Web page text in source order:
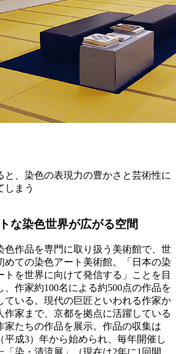
と、染色の表現力の豊かさと芸術性に
しまう
な染色世界が広がる空間
色作品を専門に取り扱う美術館で、世
めての染色アート美術館。「日本の染
トを世界に向けて発信する」ことを目
、作家約100名による約500点の作品を
ている。現代の巨匠といわれる作家か
作家まで、京都を拠点に活躍している
家たちの作品を展示。作品の収集は
平成3）年から始められ、毎年開催し